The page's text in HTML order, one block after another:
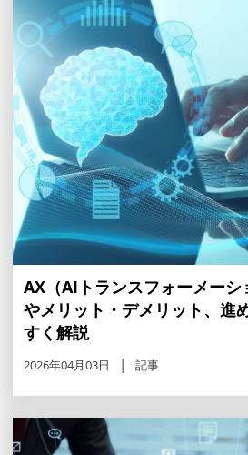
AX（AIトランスフォーメー
やメリット・デメリット、進
すく解説
2026年04月03日 記事